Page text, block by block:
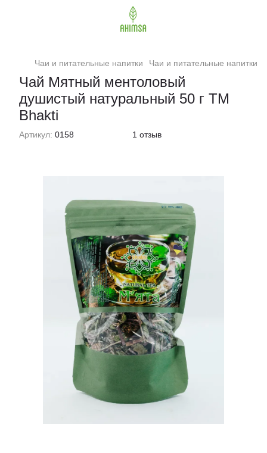
Чаи и питательные напитки Чаи и питательные напитки
Чай Мятный ментоловый
душистый натуральный 50 г ТМ
Bhakti
Артикул: 0158 1 отзыв